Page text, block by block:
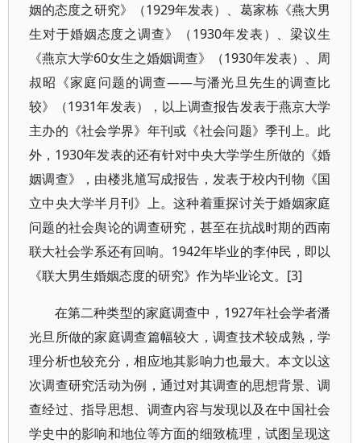
姻的态度之研究》（1929年发表）、葛家栋《燕大男
生对于婚姻态度之调查》（1930年发表）、梁议生
《燕京大学60女生之婚姻调查》（1930年发表）、周
叔昭《家庭问题的调查——与潘光旦先生的调查比
较》（1931年发表），以上调查报告发表于燕京大学
主办的《社会学界》年刊或《社会问题》季刊上。此
外，1930年发表的还有针对中央大学学生所做的《婚
姻调查》，由楼兆馗写成报告，发表于校内刊物《国
立中央大学半月刊》上。这种着重探讨关于婚姻家庭
问题的社会舆论的调查研究，甚至在抗战时期的西南
联大社会学系还有回响。1942年毕业的李仲民，即以
《联大男生婚姻态度的研究》作为毕业论文。[3]
在第二种类型的家庭调查中，1927年社会学者潘
光旦所做的家庭调查篇幅较大，调查技术较成熟，学
理分析也较充分，相应地其影响力也最大。本文以这
次调查研究活动为例，通过对其调查的思想背景、调
查经过、指导思想、调查内容与发现以及在中国社会
学史中的影响和地位等方面的细致梳理，试图呈现这